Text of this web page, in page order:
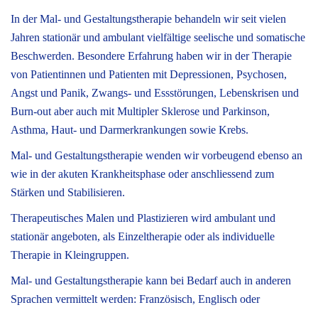
In der Mal- und Gestaltungstherapie behandeln wir seit vielen
Jahren stationär und ambulant vielfältige seelische und somatische
Beschwerden. Besondere Erfahrung haben wir in der Therapie
von Patientinnen und Patienten mit Depressionen, Psychosen,
Angst und Panik, Zwangs- und Essstörungen, Lebenskrisen und
Burn-out aber auch mit Multipler Sklerose und Parkinson,
Asthma, Haut- und Darmerkrankungen sowie Krebs.
Mal- und Gestaltungstherapie wenden wir vorbeugend ebenso an
wie in der akuten Krankheitsphase oder anschliessend zum
Stärken und Stabilisieren.
Therapeutisches Malen und Plastizieren wird ambulant und
stationär angeboten, als Einzeltherapie oder als individuelle
Therapie in Kleingruppen.
Mal- und Gestaltungstherapie kann bei Bedarf auch in anderen
Sprachen vermittelt werden: Französisch, Englisch oder